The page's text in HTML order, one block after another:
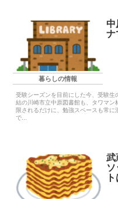
暮らしの情報
中
ナ
受験シーズンを目前にした今、受験
結の川崎市立中原図書館も、タワマン
限されるだけに、勉強スペースも常
で...
武